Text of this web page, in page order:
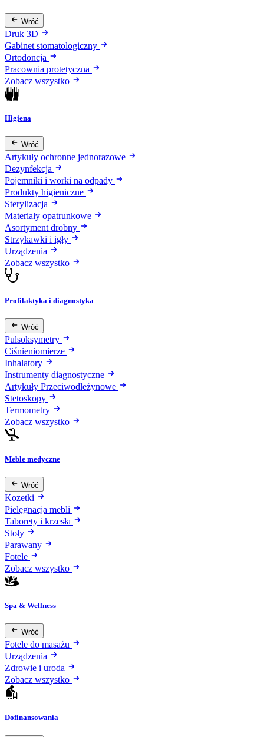
Wróć
Druk 3D
Gabinet stomatologiczny
Ortodoncja
Pracownia protetyczna
Zobacz wszystko
Higiena
Wróć
Artykuły ochronne jednorazowe
Dezynfekcja
Pojemniki i worki na odpady
Produkty higieniczne
Sterylizacja
Materiały opatrunkowe
Asortyment drobny
Strzykawki i igły
Urządzenia
Zobacz wszystko
Profilaktyka i diagnostyka
Wróć
Pulsoksymetry
Ciśnieniomierze
Inhalatory
Instrumenty diagnostyczne
Artykuły Przeciwodleżynowe
Stetoskopy
Termometry
Zobacz wszystko
Meble medyczne
Wróć
Kozetki
Pielęgnacja mebli
Taborety i krzesła
Stoły
Parawany
Fotele
Zobacz wszystko
Spa & Wellness
Wróć
Fotele do masażu
Urządzenia
Zdrowie i uroda
Zobacz wszystko
Dofinansowania